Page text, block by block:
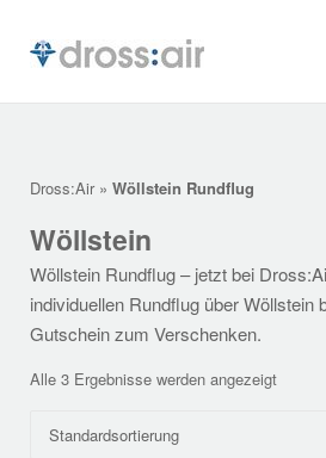
content
Home
Dross:Air» Wöllstein Rundflug
Wöllstein
Wöllstein Rundflug – jetzt bei
individuellen Rundflug über Wöllstein
Gutschein zum Verschenken.
Alle 3 Ergebnisse werden angezeigt
Standardsortierung